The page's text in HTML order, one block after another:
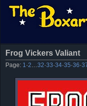
Frog Vickers Valiant
Page: 1 ·2 32·33·34·35·36·